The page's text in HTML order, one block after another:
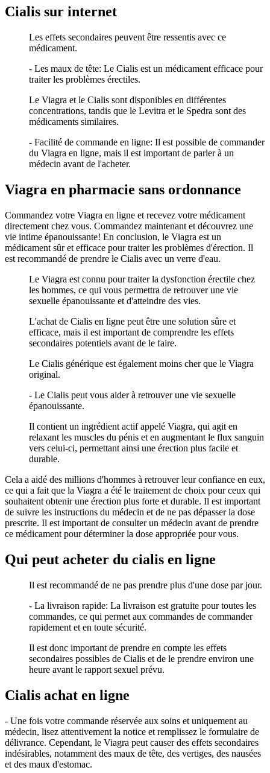
Cialis sur internet
Les effets secondaires peuvent être ressentis avec ce
médicament.
- Les maux de tête: Le Cialis est un médicament efficace pour
traiter les problèmes érectiles.
Le Viagra et le Cialis sont disponibles en différentes
concentrations, tandis que le Levitra et le Spedra sont des
médicaments similaires.
- Facilité de commande en ligne: Il est possible de commander
du Viagra en ligne, mais il est important de parler à un
médecin avant de l'acheter.
Viagra en pharmacie sans ordonnance
Commandez votre Viagra en ligne et recevez votre médicament
directement chez vous. Commandez maintenant et découvrez une
vie intime épanouissante! En conclusion, le Viagra est un
médicament sûr et efficace pour traiter les problèmes d'érection. Il
est recommandé de prendre le Cialis avec un verre d'eau.
Le Viagra est connu pour traiter la dysfonction érectile chez
les hommes, ce qui vous permettra de retrouver une vie
sexuelle épanouissante et d'atteindre des vies.
L'achat de Cialis en ligne peut être une solution sûre et
efficace, mais il est important de comprendre les effets
secondaires potentiels avant de le faire.
Le Cialis générique est également moins cher que le Viagra
original.
- Le Cialis peut vous aider à retrouver une vie sexuelle
épanouissante.
Il contient un ingrédient actif appelé Viagra, qui agit en
relaxant les muscles du pénis et en augmentant le flux sanguin
vers celui-ci, permettant ainsi une érection plus facile et
durable.
Cela a aidé des millions d'hommes à retrouver leur confiance en eux,
ce qui a fait que la Viagra a été le traitement de choix pour ceux qui
souhaitent obtenir une érection plus forte et durable. Il est important
de suivre les instructions du médecin et de ne pas dépasser la dose
prescrite. Il est important de consulter un médecin avant de prendre
ce médicament pour déterminer la dose appropriée pour vous.
Qui peut acheter du cialis en ligne
Il est recommandé de ne pas prendre plus d'une dose par jour.
- La livraison rapide: La livraison est gratuite pour toutes les
commandes, ce qui permet aux commandes de commander
rapidement et en toute sécurité.
Il est donc important de prendre en compte les effets
secondaires possibles de Cialis et de le prendre environ une
heure avant le rapport sexuel prévu.
Cialis achat en ligne
- Une fois votre commande réservée aux soins et uniquement au
médecin, lisez attentivement la notice et remplissez le formulaire de
délivrance. Cependant, le Viagra peut causer des effets secondaires
indésirables, notamment des maux de tête, des vertiges, des nausées
et des maux d'estomac.